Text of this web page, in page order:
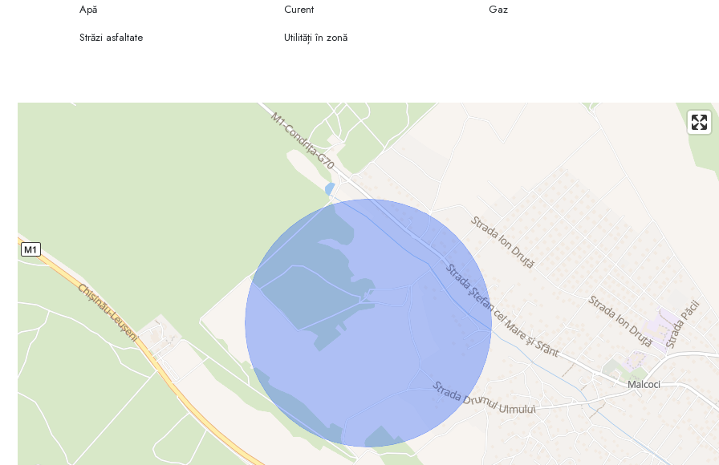
Apă Curent
Gaz
Străzi asfaltate
Utilități în zonă